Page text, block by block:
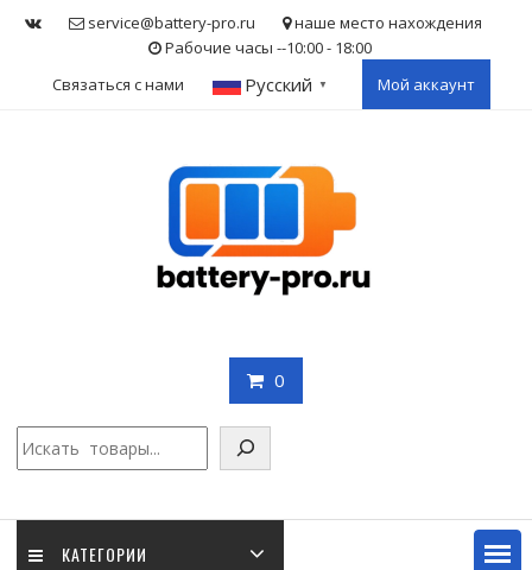
service@battery-pro.ru
наше место нахождения
Рабочие часы --10:00 - 18:00
Связаться с нами
Русский ▼ Мой аккаунт
0
КАТЕГОРИИ